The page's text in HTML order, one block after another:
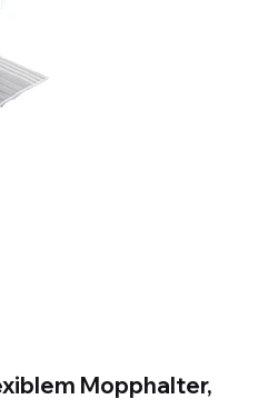
Mopphalter,